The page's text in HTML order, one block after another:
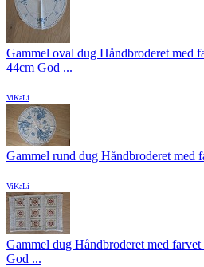
Gammel oval dug Håndbroderet med
44cm God ...
ViKaLi
Gammel rund dug Håndbroderet med
ViKaLi
Gammel dug Håndbroderet med
God ...